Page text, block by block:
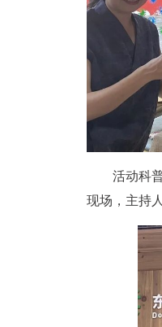
活动科
现场，主持